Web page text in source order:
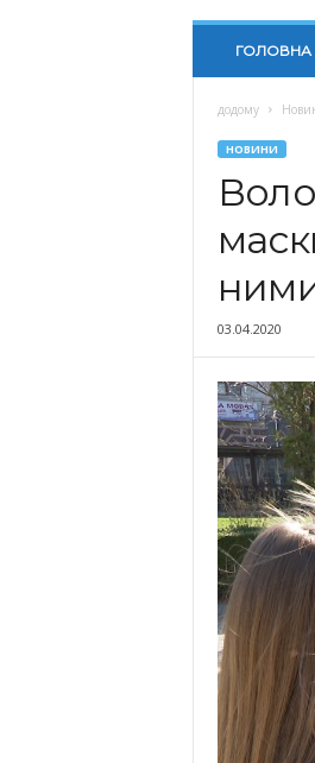
ГОЛОВНА
додому
НОВИНИ
03.04.2020